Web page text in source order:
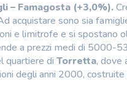
– Famagosta (+3,0%).
sono sia
e limitrofe e si spostano
a prezzi medi di 5000-
quartiere di Torretta, dove
degli anni 2000,